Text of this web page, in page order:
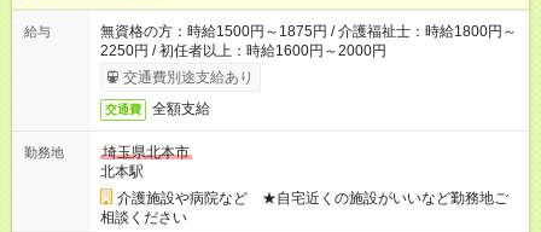
給与
無資格の方：時給1500円～1875円 / 介護福祉士：時給1800円～
2250円 / 初任者以上：時給1600円～2000円
交通費別途支給あり
交通費 全額支給
勤務地
埼玉県北本市
北本駅
介護施設や病院など ★自宅近くの施設がいいなど勤務地ご
相談ください